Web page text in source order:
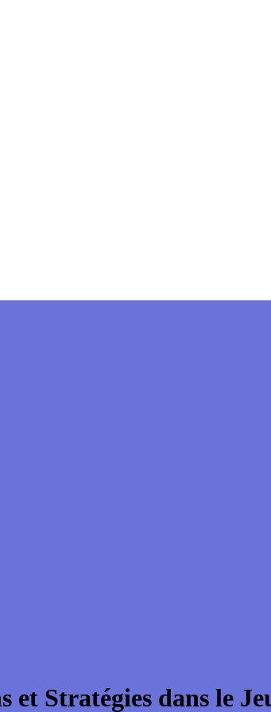
et Stratégies dans le